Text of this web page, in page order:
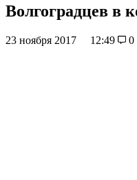
Волгоградцев в
23 ноября 2017 12:49 0